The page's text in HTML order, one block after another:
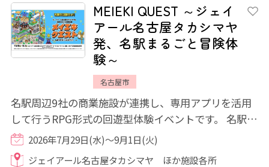
MEIEKI QUEST ～ジェイ
アール名古屋タカシマヤ
発、名駅まるごと冒険体
験～
名古屋市
名駅周辺9社の商業施設が連携し、専用アプリを活用
して行うRPG形式の回遊型体験イベントです。 名駅エ
リアを舞台にそれぞれの施設に仕掛けられた...
2026年7月29日(水)～9月1日(火)
ジェイアール名古屋タカシマヤ ほか施設各所